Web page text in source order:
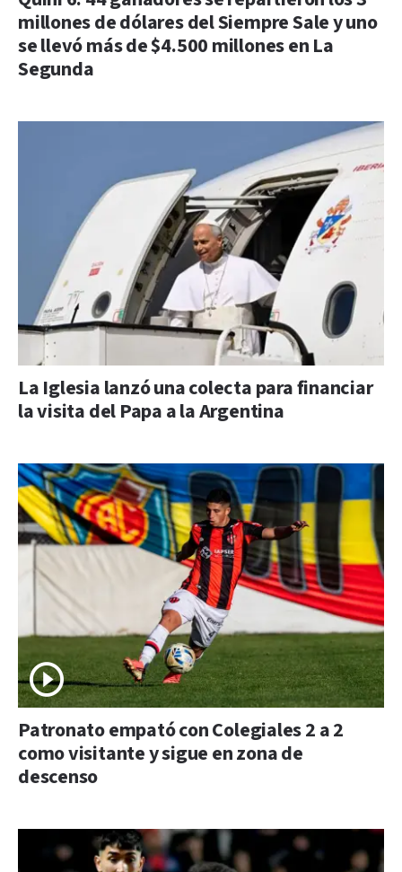
millones de dólares del Siempre Sale y uno
se llevó más de $4.500 millones en La
Segunda
La Iglesia lanzó una colecta para financiar
la visita del Papa a la Argentina
Patronato empató con Colegiales 2 a 2
como visitante y sigue en zona de
descenso